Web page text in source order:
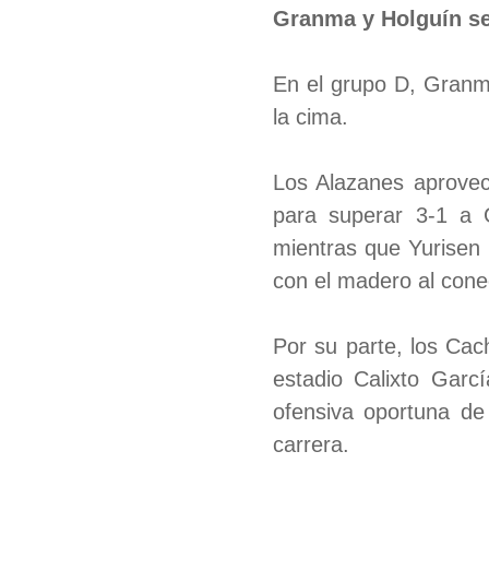
Granma y Holguín
En el grupo D,
la cima.
Los Alazanes
para superar 3-1 a
mientras que
con el madero al
Por su parte, los
estadio Calixto
ofensiva oportuna
carrera.